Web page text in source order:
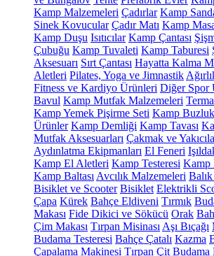
Kamp Malzemeleri Çadırlar Kamp
Sinek Kovucular Çadır Matı Kamp
Kamp Duşu Isıtıcılar Kamp Çantası
Çubuğu Kamp Tuvaleti Kamp Taburesi
Aksesuarı Sırt Çantası Hayatta Kalma
Aletleri Pilates, Yoga ve Jimnastik
Fitness ve Kardiyo Ürünleri Diğer Spor
Bavul Kamp Mutfak Malzemeleri
Kamp Yemek Pişirme Seti Kamp
Ürünler Kamp Demliği Kamp Tavası
Mutfak Aksesuarları Çakmak ve
Aydınlatma Ekipmanları El Feneri
Kamp El Aletleri Kamp Testeresi Kamp
Kamp Baltası Avcılık Malzemeleri
Bisiklet ve Scooter Bisiklet Elektrikli
Çapa Kürek Bahçe Eldiveni Tırmık
Makası Fide Dikici ve Sökücü Orak
Çim Makası Tırpan Misinası Aşı Bıçağı
Budama Testeresi Bahçe Çatalı Kazma
Çapalama Makinesi Tırpan Çit Budama